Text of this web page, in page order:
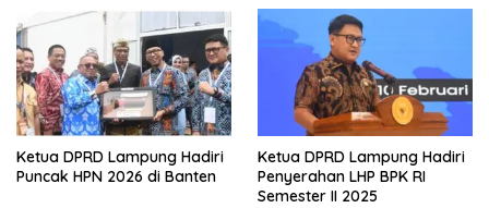
Ketua DPRD Lampung Hadiri
Puncak HPN 2026 di Banten
Ketua DPRD Lampung Hadiri
Penyerahan LHP BPK RI
Semester II 2025